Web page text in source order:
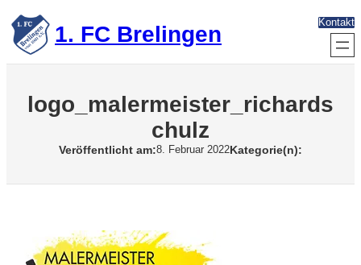
Zum
Inhalt
springen 1. FC Brelingen Kontakt
logo_malermeister_richards
chulz
Veröffentlicht am:8. Februar 2022Kategorie(n):